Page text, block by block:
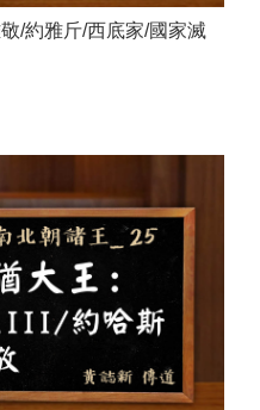
/約雅斤/西底家/國家滅